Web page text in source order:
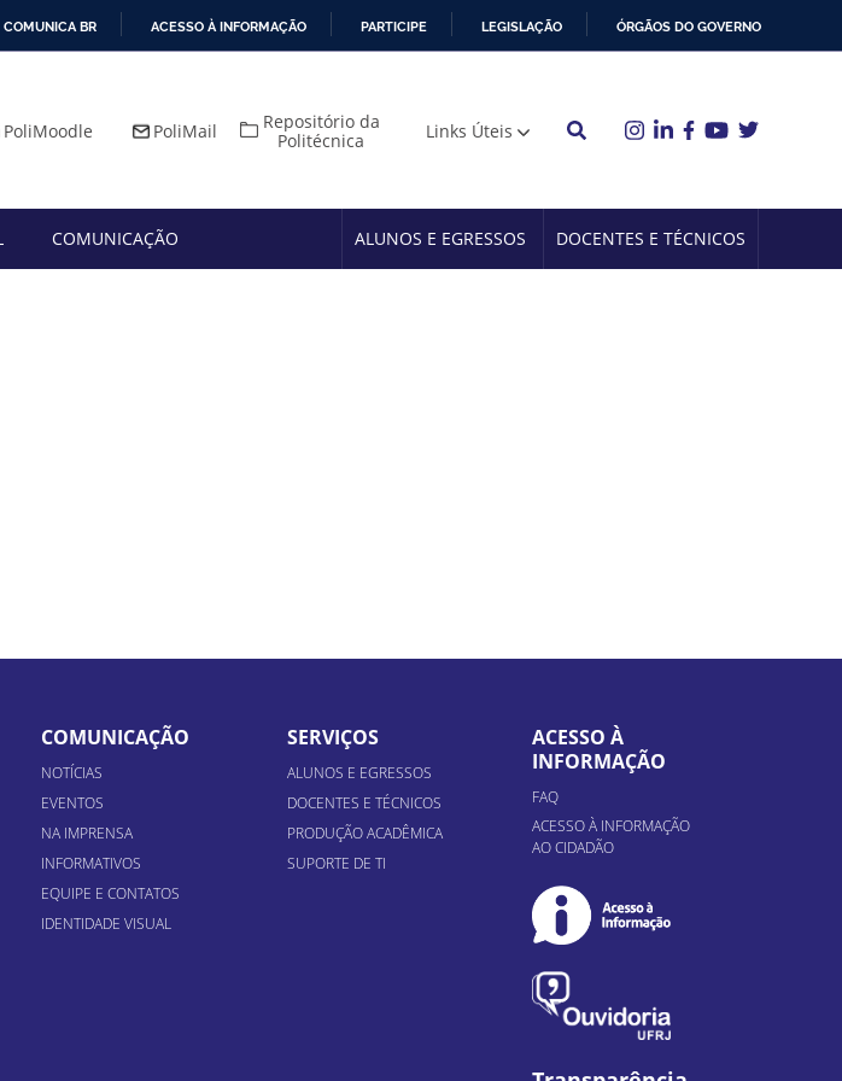
O
COMUNICA BR ACESSO À INFORMAÇÃO PARTICIPE LEGISLAÇÃO ÓRGÃOS DO GOVERNO
PoliMoodle PoliMail
Repositório da
Politécnica
Links Úteis
COMUNICAÇÃO ALUNOS E EGRESSOS DOCENTES E TÉCNICOS
COMUNICAÇÃO
NOTÍCIAS
EVENTOS
NA IMPRENSA
INFORMATIVOS
EQUIPE E CONTATOS
IDENTIDADE VISUAL
SERVIÇOS
ALUNOS E EGRESSOS
DOCENTES E TÉCNICOS
PRODUÇÃO ACADÊMICA
SUPORTE DE TI
ACESSO À
INFORMAÇÃO
FAQ
ACESSO À INFORMAÇÃO
AO CIDADÃO